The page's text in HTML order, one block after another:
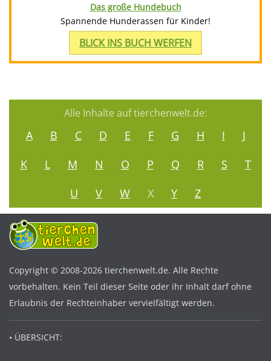
Das große Hundebuch
Spannende Hunderassen für Kinder!
BLICK INS BUCH WERFEN
Alle Inhalte auf tierchenwelt.de:
A B C D E F G H I
J
K
L M N O P Q R S
T
U
V W X Y Z
Copyright © 2008-2026 tierchenwelt.de. Alle Rechte
vorbehalten. Kein Teil dieser Seite oder ihr Inhalt darf ohne
Erlaubnis der Rechteinhaber vervielfältigt werden.
• ÜBERSICHT: